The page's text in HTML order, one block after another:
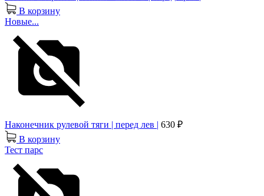
В корзину
Новые...
Наконечник рулевой тяги | перед лев | 630 ₽
В корзину
Тест парс